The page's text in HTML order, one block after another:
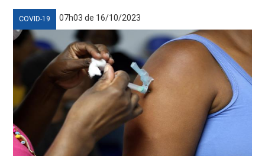
COVID-19 07h03 de 16/10/2023